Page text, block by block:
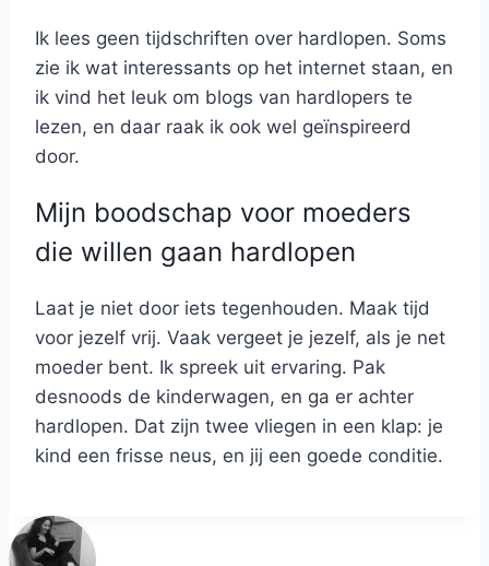
Ik lees geen tijdschriften over hardlopen. Soms
zie ik wat interessants op het internet staan, en
ik vind het leuk om blogs van hardlopers te
lezen, en daar raak ik ook wel geïnspireerd
door.
Mijn boodschap voor moeders
die willen gaan hardlopen
Laat je niet door iets tegenhouden. Maak tijd
voor jezelf vrij. Vaak vergeet je jezelf, als je net
moeder bent. Ik spreek uit ervaring. Pak
desnoods de kinderwagen, en ga er achter
hardlopen. Dat zijn twee vliegen in een klap: je
kind een frisse neus, en jij een goede conditie.